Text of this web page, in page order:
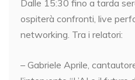
Dalle 15:30 fino a tarda
ospiterà confronti, live
networking. Tra i relatori:
– Gabriele Aprile,